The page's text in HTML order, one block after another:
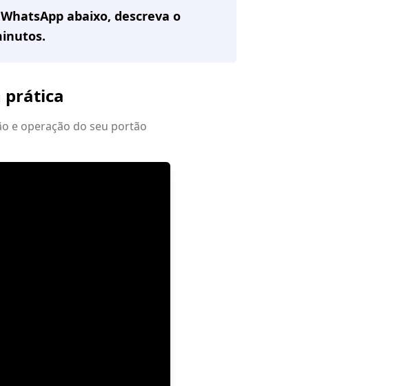
abaixo, descreva o
prática
e operação do seu portão